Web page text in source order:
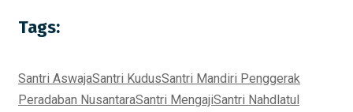
Tags:
Santri AswajaSantri KudusSantri Mandiri Penggerak
Peradaban NusantaraSantri MengajiSantri Nahdlatul